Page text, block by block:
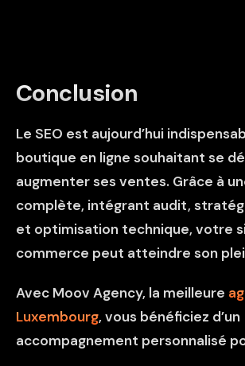
Conclusion
Le SEO est aujourd’hui
boutique en ligne souhaitant se
augmenter ses ventes. Grâce à
complète, intégrant audit,
et optimisation technique, votre
commerce peut atteindre son
Avec Moov Agency, la meilleure
Luxembourg, vous bénéficiez d’un
accompagnement personnalisé